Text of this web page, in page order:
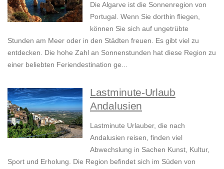
Die Algarve ist die Sonnenregion von
Portugal. Wenn Sie dorthin fliegen,
können Sie sich auf ungetrübte
Stunden am Meer oder in den Städten freuen. Es gibt viel zu
entdecken. Die hohe Zahl an Sonnenstunden hat diese Region zu
einer beliebten Feriendestination ge...
Lastminute-Urlaub
Andalusien
Lastminute Urlauber, die nach
Andalusien reisen, finden viel
Abwechslung in Sachen Kunst, Kultur,
Sport und Erholung. Die Region befindet sich im Süden von